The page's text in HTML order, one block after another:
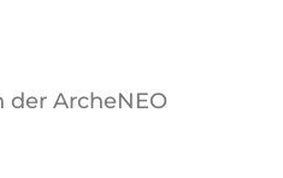
der ArcheNEO